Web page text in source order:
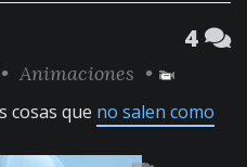
4
Animaciones •
cosas que no salen como